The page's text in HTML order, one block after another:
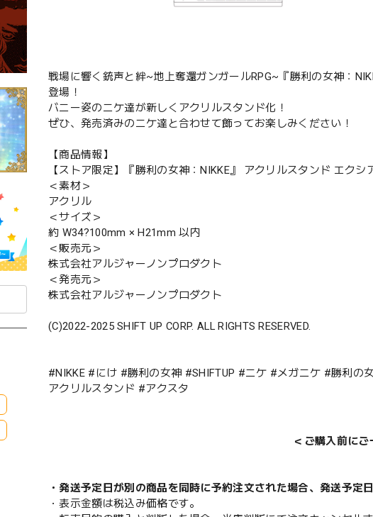
戦場に響く銃声と絆~地上奪還ガンガールRPG~『勝利の女神：
登場！
バニー姿のニケ達が新しくアクリルスタンド化！
ぜひ、発売済みのニケ達と合わせて飾ってお楽しみください！
【商品情報】
【ストア限定】『勝利の女神：NIKKE』 アクリルスタンド エク
＜素材＞
アクリル
＜サイズ＞
約 W34?100mm × H21mm 以内
＜販売元＞
株式会社アルジャーノンプロダクト
＜発売元＞
株式会社アルジャーノンプロダクト
(C)2022-2025 SHIFT UP CORP. ALL RIGHTS RESERVED.
#NIKKE #にけ #勝利の女神 #SHIFTUP #ニケ #メガニケ #勝利の
アクリルスタンド #アクスタ
＜ご購入前にご
・発送予定日が別の商品を同時に予約注文された場合、発送予定
・表示金額は税込み価格です。